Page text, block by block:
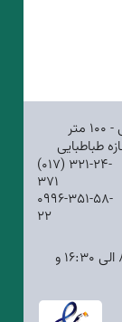
گرگان - فلکه کریمی - خیابان شهید بهشتی - 100 متر
(017) 321-24-
371
0996-351-58-
22
ساعت کاری : شنبه الی چهارشنبه ساعت 8 الی 16:30 و